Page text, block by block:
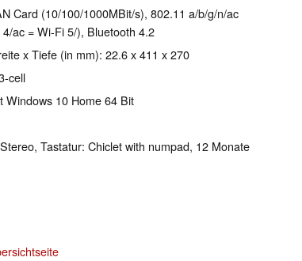
Card (10/100/1000MBit/s), 802.11 a/b/g/n/ac
ac = Wi-Fi 5/), Bluetooth 4.2
x Tiefe (in mm): 22.6 x 411 x 270
cell
Windows 10 Home 64 Bit
Tastatur: Chiclet with numpad, 12 Monate